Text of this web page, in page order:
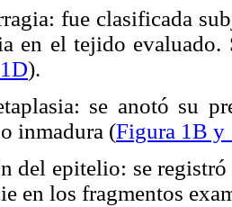
fue clasificada
en el tejido evaluado.
).
se anotó su
inmadura (Figura 1B y
del epitelio: se
en los fragmentos